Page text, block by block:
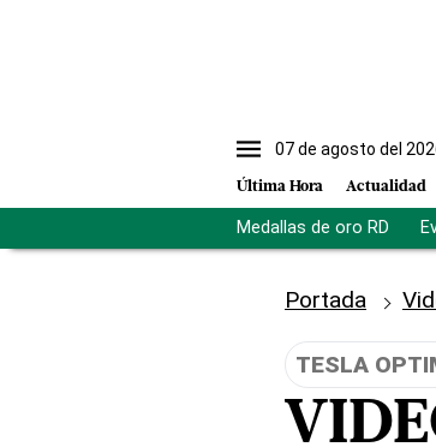
07 de agosto del
Última Hora Actualidad
Medallas de oro RD
Portada
TESLA